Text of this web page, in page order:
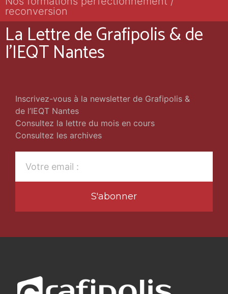
reconversion
La Lettre de Grafipolis & de
l'IEQT Nantes
Inscrivez-vous à la newsletter de Grafipolis &
de l’IEQT Nantes
Consultez la lettre du mois en cours
Consultez les archives
S'abonner